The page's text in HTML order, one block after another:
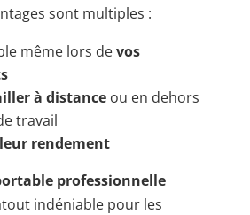
sont multiples :
même lors devos
à distance ou en dehors
travail
rendement
professionnelle
indéniable pour les